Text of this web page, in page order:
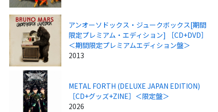
アンオーソドックス・ジュークボックス[期間
限定プレミアム・エディション] ［CD+DVD］
＜期間限定プレミアムエディション盤＞
2013
METAL FORTH (DELUXE JAPAN EDITION)
［CD+グッズ+ZINE］＜限定盤＞
2026